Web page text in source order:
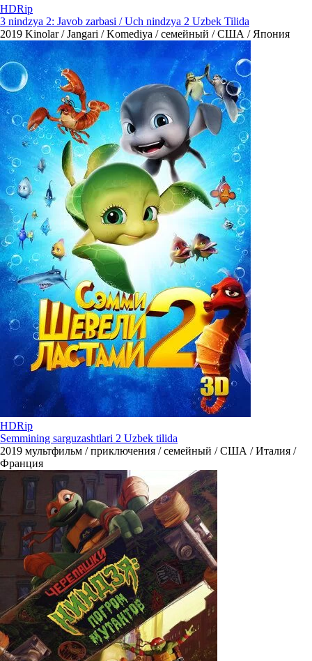
HDRip
3 nindzya 2: Javob zarbasi / Uch nindzya 2 Uzbek Tilida
2019 Kinolar / Jangari / Komediya / семейный / США / Япония
HDRip
Semmining sarguzashtlari 2 Uzbek tilida
2019 мультфильм / приключения / семейный / США / Италия /
Франция